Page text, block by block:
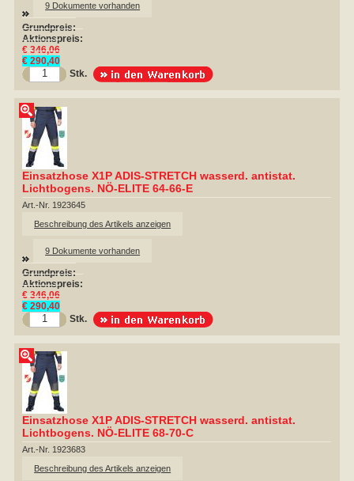
9 Dokumente vorhanden
Grundpreis:
Aktionspreis:
€ 346,06
€ 290,40
Stk.
Einsatzhose X1P ADIS-STRETCH wasserd. antistat.
Lichtbogens. NÖ-ELITE 64-66-E
Art.-Nr. 1923645
Beschreibung des Artikels anzeigen
9 Dokumente vorhanden
Grundpreis:
Aktionspreis:
€ 346,06
€ 290,40
Stk.
Einsatzhose X1P ADIS-STRETCH wasserd. antistat.
Lichtbogens. NÖ-ELITE 68-70-C
Art.-Nr. 1923683
Beschreibung des Artikels anzeigen